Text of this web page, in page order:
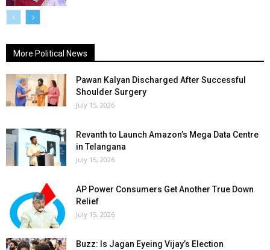
More Political News
Pawan Kalyan Discharged After Successful
Shoulder Surgery
July 15, 2026
Revanth to Launch Amazon’s Mega Data Centre
in Telangana
July 15, 2026
AP Power Consumers Get Another True Down
Relief
July 15, 2026
Buzz: Is Jagan Eyeing Vijay’s Election